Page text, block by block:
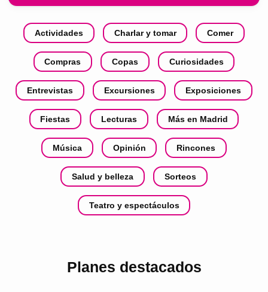
Actividades Charlar y tomar Comer
Compras Copas Curiosidades
Entrevistas Excursiones Exposiciones
Fiestas Lecturas Más en Madrid
Música Opinión Rincones
Salud y belleza Sorteos
Teatro y espectáculos
Planes destacados